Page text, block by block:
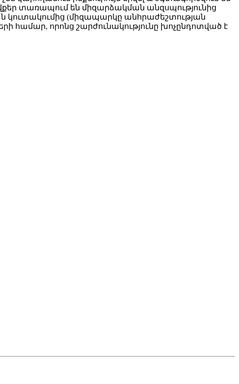
տառապում են միզարձակման անզսպությունից
կուտակումից (միզապարկը անհրաժեշտության
համար, որոնց շարժունակությունը խոչընդոտված է